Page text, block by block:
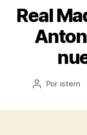
Real
Autor
Por istern